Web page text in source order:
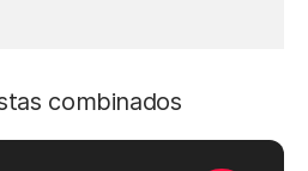
combinados